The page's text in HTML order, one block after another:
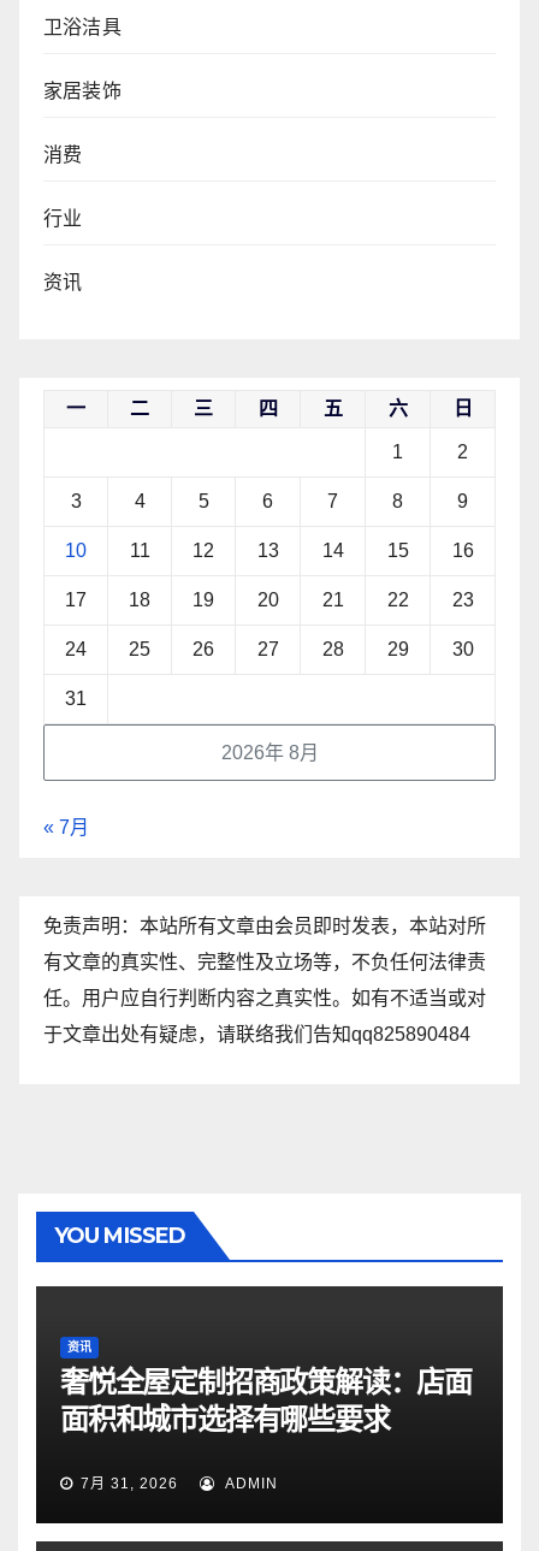
卫浴洁具
家居装饰
消费
行业
资讯
2026年 8月
一 二 三 四 五 六 日
1 2
3 4 5 6 7 8 9
10 11 12 13 14 15 16
17 18 19 20 21 22 23
24 25 26 27 28 29 30
31
« 7月
免责声明：本站所有文章由会员即时发表，本站对所
有文章的真实性、完整性及立场等，不负任何法律责
任。用户应自行判断内容之真实性。如有不适当或对
于文章出处有疑虑，请联络我们告知qq825890484
YOU MISSED
资讯
奢悦全屋定制招商政策解读：店面
面积和城市选择有哪些要求
7月 31, 2026 ADMIN